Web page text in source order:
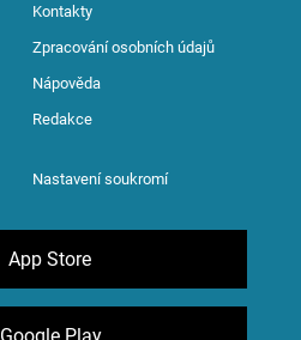
Kontakty
Zpracování osobních údajů
Nápověda
Redakce
Nastavení soukromí
App Store